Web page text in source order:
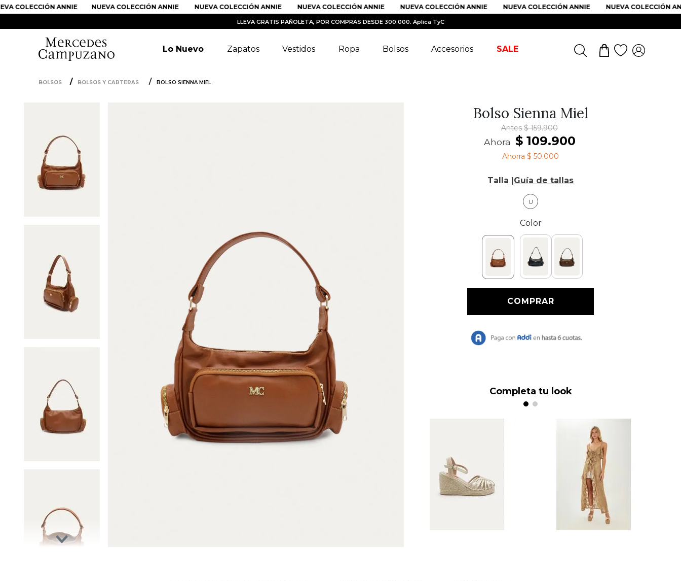
COLECCIÓN ANNIE NUEVA COLECCIÓN ANNIE NUEVA COLECCIÓN ANNIE NUEVA COLECCIÓN ANNIE NUEVA COLECCIÓN ANNIE NUEVA COLECCIÓN ANNIE NUEVA COLECCIÓN
LLEVA GRATIS PAÑOLETA, POR COMPRAS DESDE 300.000. Aplica TyC
Lo Nuevo Zapatos Vestidos Ropa Bolsos Accesorios SALE
BOLSOS BOLSOS Y CARTERAS BOLSO SIENNA MIEL
Bolso Sienna Miel
Antes $ 159.900
Ahora $ 109.900
Ahorra $ 50.000
Talla |Guía de tallas
U
Color
Completa tu look